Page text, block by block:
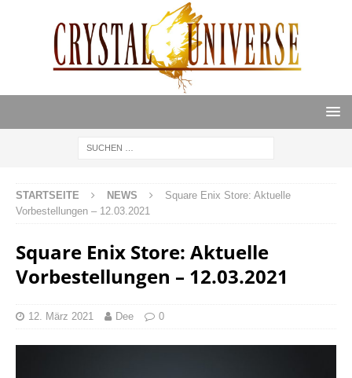
STARTSEITE NEWS
Square Enix Store: Aktuelle
Vorbestellungen – 12.03.2021
Square Enix Store: Aktuelle
Vorbestellungen – 12.03.2021
12. März 2021 Dee 0